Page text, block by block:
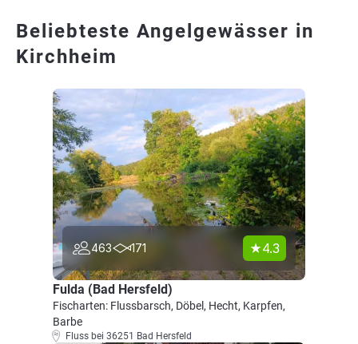
Beliebteste Angelgewässer in
Kirchheim
463 171 4.3
Fulda (Bad Hersfeld)
Fischarten: Flussbarsch, Döbel, Hecht, Karpfen,
Barbe
Fluss bei 36251 Bad Hersfeld